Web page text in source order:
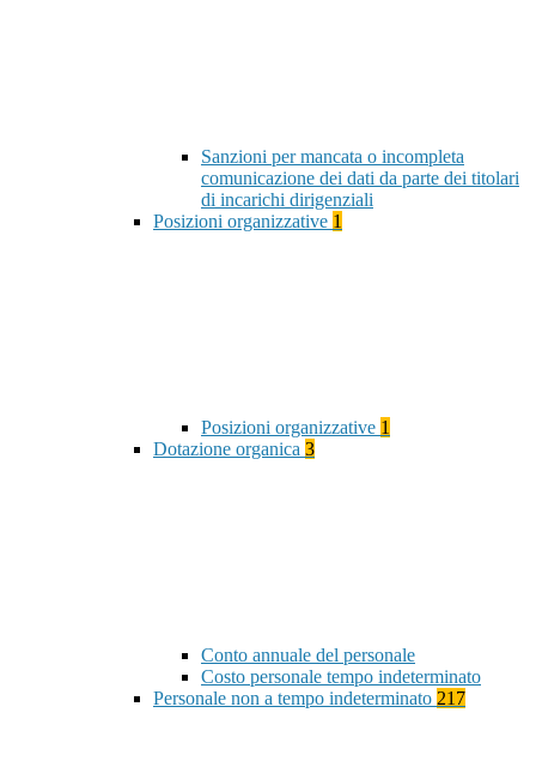
Sanzioni per mancata o incompleta
comunicazione dei dati da parte dei titolari
di incarichi dirigenziali
Posizioni organizzative 1
Posizioni organizzative 1
Dotazione organica 3
Conto annuale del personale
Costo personale tempo indeterminato
Personale non a tempo indeterminato 217